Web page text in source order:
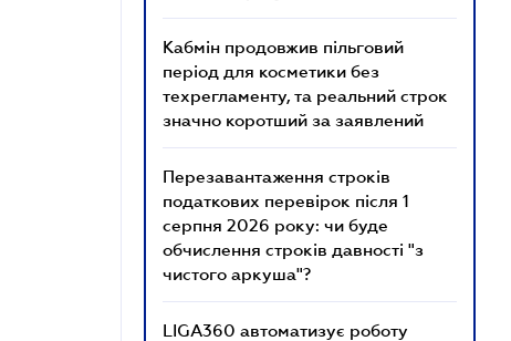
Кабмін продовжив пільговий
період для косметики без
техрегламенту, та реальний строк
значно коротший за заявлений
Перезавантаження строків
податкових перевірок після 1
серпня 2026 року: чи буде
обчислення строків давності "з
чистого аркуша"?
LIGA360 автоматизує роботу